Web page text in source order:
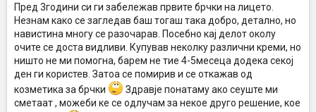
Пред 3години си ги забележав првите брчки на лицето.
Незнам како се загледав баш тогаш така добро, детално, но
навистина многу се разочарав. Посебно кај делот околу
очите се доста видливи. Купував неколку различни креми, но
ништо не ми помогна, барем не тие 4-5месеца додека секој
ден ги користев. Затоа се помирив и се откажав од
козметика за брчки
Здравје понатаму ако сеуште ми
сметаат , можеби ке се одлучам за некое друго решение, кое